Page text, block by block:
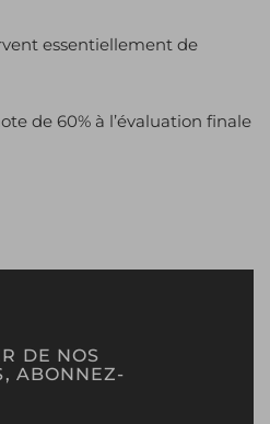
essentiellement de
de 60% à l’évaluation finale
DE NOS
ABONNEZ-